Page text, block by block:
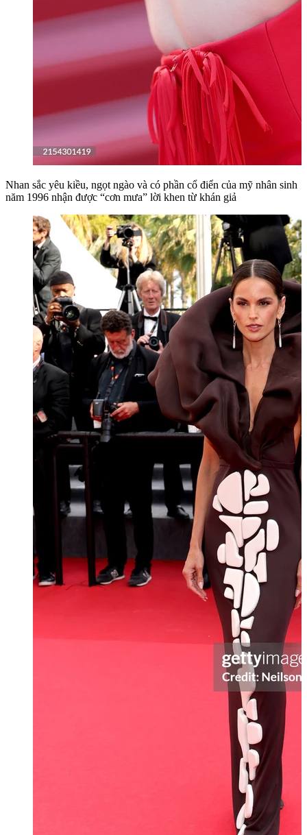
Nhan sắc yêu kiều, ngọt ngào và có phần cổ điển của mỹ nhân sinh
năm 1996 nhận được “cơn mưa” lời khen từ khán giả